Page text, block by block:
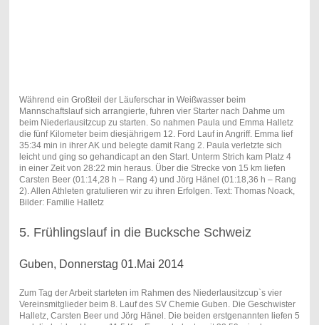
Während ein Großteil der Läuferschar in Weißwasser beim
Mannschaftslauf sich arrangierte, fuhren vier Starter nach Dahme um
beim Niederlausitzcup zu starten. So nahmen Paula und Emma Halletz
die fünf Kilometer beim diesjährigem 12. Ford Lauf in Angriff. Emma lief
35:34 min in ihrer AK und belegte damit Rang 2. Paula verletzte sich
leicht und ging so gehandicapt an den Start. Unterm Strich kam Platz 4
in einer Zeit von 28:22 min heraus. Über die Strecke von 15 km liefen
Carsten Beer (01:14,28 h – Rang 4) und Jörg Hänel (01:18,36 h – Rang
2). Allen Athleten gratulieren wir zu ihren Erfolgen. Text: Thomas Noack,
Bilder: Familie Halletz
5. Frühlingslauf in die Bucksche Schweiz
Guben, Donnerstag 01.Mai 2014
Zum Tag der Arbeit starteten im Rahmen des Niederlausitzcup`s vier
Vereinsmitglieder beim 8. Lauf des SV Chemie Guben. Die Geschwister
Halletz, Carsten Beer und Jörg Hänel. Die beiden erstgenannten liefen 5